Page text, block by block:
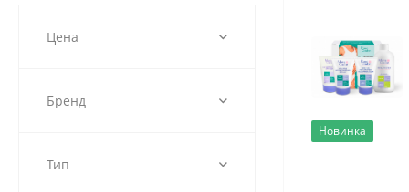
Цена
Бренд
Тип
Новинка